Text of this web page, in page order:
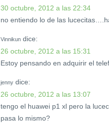
30 octubre, 2012 a las 22:34
no entiendo lo de las
Vinnikun dice:
26 octubre, 2012 a las 15:31
Estoy pensando en adquirir el
jenny dice:
26 octubre, 2012 a las 13:07
tengo el huawei p1 xl pero la
pasa lo mismo?